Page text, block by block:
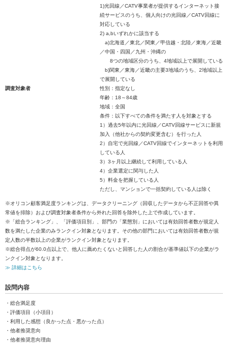
1)光回線／CATV事業者が提供するインターネット接
続サービスのうち、個人向けの光回線／CATV回線に
対応している
2) a,bいずれかに該当する
a)北海道／東北／関東／甲信越・北陸／東海／近畿
／中国・四国／九州・沖縄の
8つの地域区分のうち、4地域以上で展開している
b)関東／東海／近畿の主要3地域のうち、2地域以上
で展開している
調査対象者
性別：指定なし
年齢：18～84歳
地域：全国
条件：以下すべての条件を満たす人を対象とする
1）過去5年以内に光回線／CATV回線サービスに新規
加入（他社からの契約変更含む）を行った人
2）自宅で光回線／CATV回線でインターネットを利用
している人
3）3ヶ月以上継続して利用している人
4）企業選定に関与した人
5）料金を把握している人
ただし、マンションで一括契約している人は除く
※オリコン顧客満足度ランキングは、データクリーニング（回収したデータから不正回答や異
常値を排除）および調査対象者条件から外れた回答を除外した上で作成しています。
※「総合ランキング」、「評価項目別」、部門の「業態別」においては有効回答者数が規定人
数を満たした企業のみランクイン対象となります。その他の部門においては有効回答者数が規
定人数の半数以上の企業がランクイン対象となります。
※総合得点が60.0点以上で、他人に薦めたくないと回答した人の割合が基準値以下の企業がラ
ンクイン対象となります。
≫ 詳細はこちら
設問内容
・総合満足度
・評価項目（小項目）
・利用した感想（良かった点・悪かった点）
・他者推奨意向
・他者推奨意向理由